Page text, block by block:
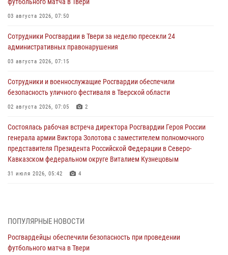
футбольного матча в Твери
03 августа 2026, 07:50
Сотрудники Росгвардии в Твери за неделю пресекли 24
административных правонарушения
03 августа 2026, 07:15
Сотрудники и военнослужащие Росгвардии обеспечили
безопасность уличного фестиваля в Тверской области
02 августа 2026, 07:05 2
Состоялась рабочая встреча директора Росгвардии Героя России
генерала армии Виктора Золотова с заместителем полномочного
представителя Президента Российской Федерации в Северо-
Кавказском федеральном округе Виталием Кузнецовым
31 июля 2026, 05:42 4
28 июля 2026, 11:30 2
Сотрудники вневедомственной охраны совершили 250 выездов и
пресекли 20 правонарушений за неделю в Тверской области
ПОПУЛЯРНЫЕ НОВОСТИ
Росгвардейцы обеспечили безопасность при проведении
футбольного матча в Твери